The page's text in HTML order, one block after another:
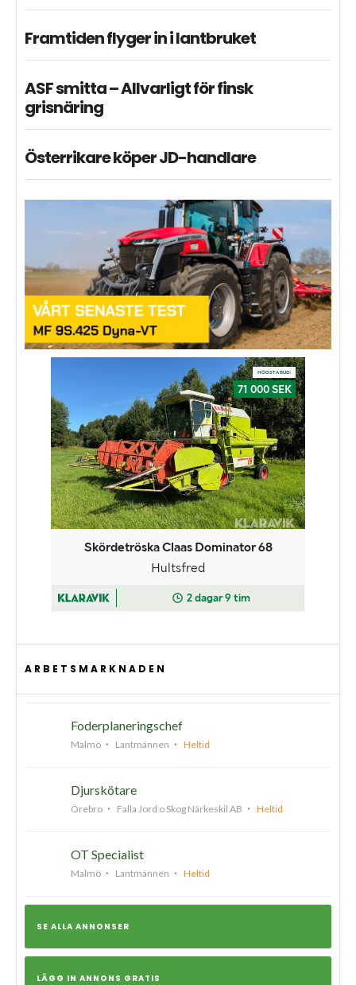
Framtiden flyger in i lantbruket
ASF smitta – Allvarligt för finsk
grisnäring
Österrikare köper JD-handlare
ARBETSMARKNADEN
Foderplaneringschef
Malmö Lantmännen Heltid
Djurskötare
Örebro Falla Jord o Skog Närkeskil AB Heltid
OT Specialist
Malmö Lantmännen Heltid
SE ALLA ANNONSER
LÄGG IN ANNONS GRATIS